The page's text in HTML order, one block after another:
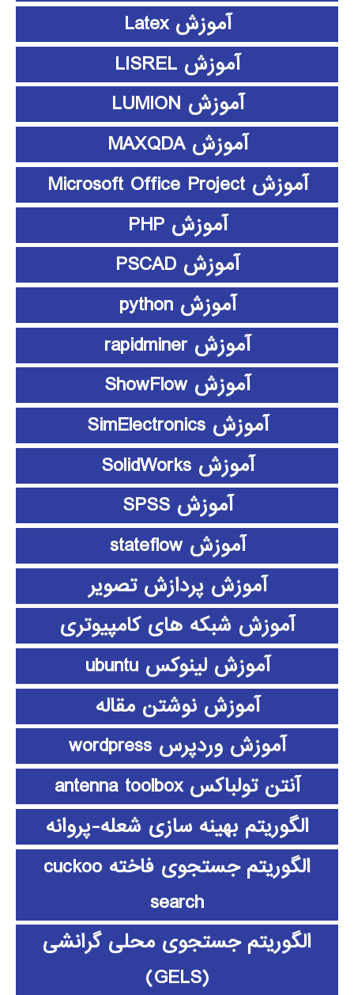
آموزش Latex
آموزش LISREL
آموزش LUMION
آموزش MAXQDA
آموزش Microsoft Office Project
آموزش PHP
آموزش PSCAD
آموزش python
آموزش rapidminer
آموزش ShowFlow
آموزش SimElectronics
آموزش SolidWorks
آموزش SPSS
آموزش stateflow
آموزش پردازش تصویر
آموزش شبکه های کامپیوتری
آموزش لینوکس ubuntu
آموزش نوشتن مقاله
آموزش وردپرس wordpress
آنتن تولباکس antenna toolbox
الگوریتم بهینه سازی شعله-پروانه
الگوریتم جستجوی فاخته cuckoo
search
الگوریتم جستجوی محلی گرانشی
(GELS)